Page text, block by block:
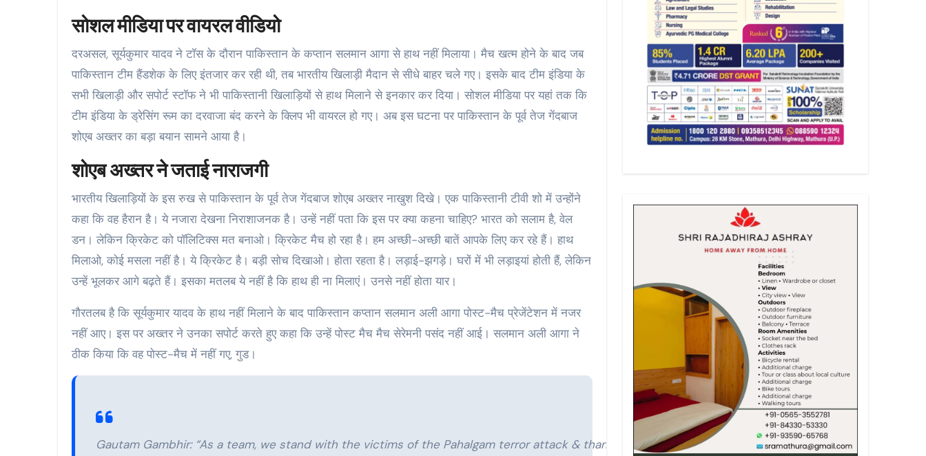
सोशल मीडिया पर वायरल वीडियो
दरअसल, सूर्यकुमार यादव ने टॉस के दौरान पाकिस्तान के कप्तान सलमान आगा से हाथ नहीं मिलाया। मैच खत्म होने के बाद जब
पाकिस्तान टीम हैंडशेक के लिए इंतजार कर रही थी, तब भारतीय खिलाड़ी मैदान से सीधे बाहर चले गए। इसके बाद टीम इंडिया के
सभी खिलाड़ी और सपोर्ट स्टॉफ ने भी पाकिस्तानी खिलाड़ियों से हाथ मिलाने से इनकार कर दिया। सोशल मीडिया पर यहां तक कि
टीम इंडिया के ड्रेसिंग रूम का दरवाजा बंद करने के क्लिप भी वायरल हो गए। अब इस घटना पर पाकिस्तान के पूर्व तेज गेंदबाज
शोएब अख्तर का बड़ा बयान सामने आया है।
शोएब अख्तर ने जताई नाराजगी
भारतीय खिलाड़ियों के इस रुख से पाकिस्तान के पूर्व तेज गेंदबाज शोएब अख्तर नाखुश दिखे। एक पाकिस्तानी टीवी शो में उन्होंने
कहा कि वह हैरान है। ये नजारा देखना निराशाजनक है। उन्हें नहीं पता कि इस पर क्या कहना चाहिए? भारत को सलाम है, वेल
डन। लेकिन क्रिकेट को पॉलिटिक्स मत बनाओ। क्रिकेट मैच हो रहा है। हम अच्छी-अच्छी बातें आपके लिए कर रहे हैं। हाथ
मिलाओ, कोई मसला नहीं है। ये क्रिकेट है। बड़ी सोच दिखाओ। होता रहता है। लड़ाई-झगड़े। घरों में भी लड़ाइयां होती हैं, लेकिन
उन्हें भूलकर आगे बढ़ते हैं। इसका मतलब ये नहीं है कि हाथ ही ना मिलाएं। उनसे नहीं होता यार।
गौरतलब है कि सूर्यकुमार यादव के हाथ नहीं मिलाने के बाद पाकिस्तान कप्तान सलमान अली आगा पोस्ट-मैच प्रेजेंटेशन में नजर
नहीं आए। इस पर अख्तर ने उनका सपोर्ट करते हुए कहा कि उन्हें पोस्ट मैच मैच सेरेमनी पसंद नहीं आई। सलमान अली आगा ने
ठीक किया कि वह पोस्ट-मैच में नहीं गए, गुड।
Gautam Gambhir: “As a team, we stand with the victims of the Pahalgam terror attack & thank our armed